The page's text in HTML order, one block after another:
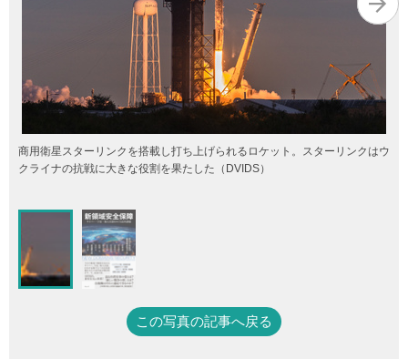
商用衛星スターリンクを搭載し打ち上げられるロケット。スターリンクはウ
クライナの抗戦に大きな役割を果たした（DVIDS）
この写真の記事へ戻る